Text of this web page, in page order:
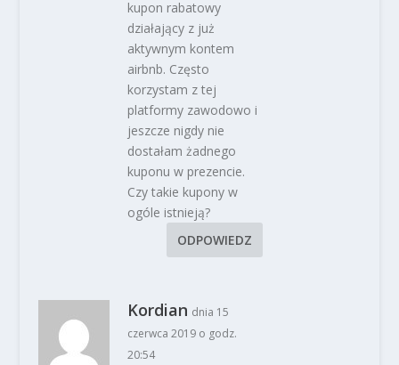
kupon rabatowy
działający z już
aktywnym kontem
airbnb. Często
korzystam z tej
platformy zawodowo i
jeszcze nigdy nie
dostałam żadnego
kuponu w prezencie.
Czy takie kupony w
ogóle istnieją?
ODPOWIEDZ
Kordian dnia 15
czerwca 2019 o godz.
20:54